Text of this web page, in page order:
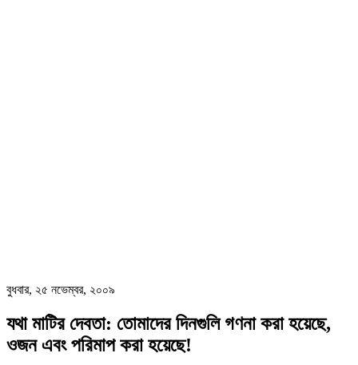
বুধবার, ২৫ নভেম্বর, ২০০৯
যথা মাটির দেবতা: তোমাদের দিনগুলি গণনা করা হয়েছে,
ওজন এবং পরিমাপ করা হয়েছে!